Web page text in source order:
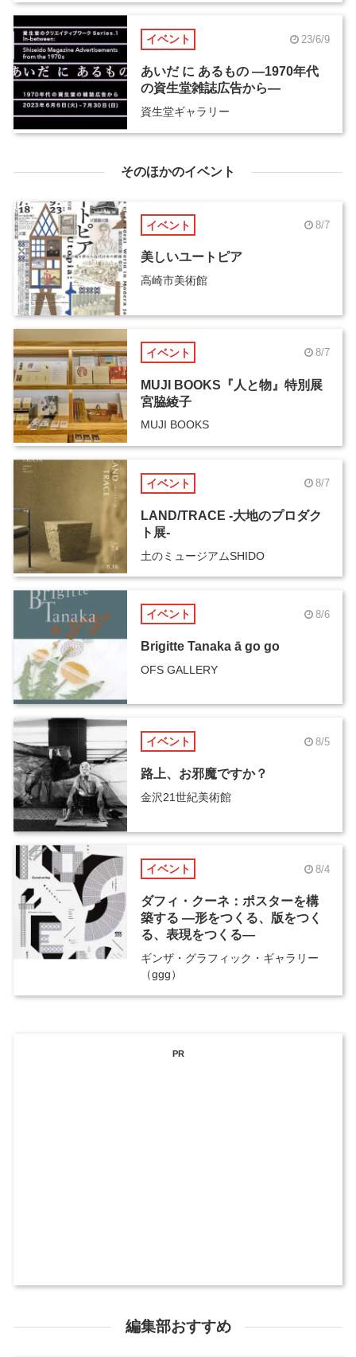
イベント 23/6/9
あいだ に あるもの ―1970年代
の資生堂雑誌広告から―
資生堂ギャラリー
そのほかのイベント
イベント 8/7
美しいユートピア
高崎市美術館
イベント 8/7
MUJI BOOKS『人と物』特別展
宮脇綾子
MUJI BOOKS
イベント 8/7
LAND/TRACE -大地のプロダク
ト展-
土のミュージアムSHIDO
イベント 8/6
Brigitte Tanaka ā go go
OFS GALLERY
イベント 8/5
路上、お邪魔ですか？
金沢21世紀美術館
イベント 8/4
ダフィ・クーネ：ポスターを構
築する ―形をつくる、版をつく
る、表現をつくる―
ギンザ・グラフィック・ギャラリー
（ggg）
PR
編集部おすすめ